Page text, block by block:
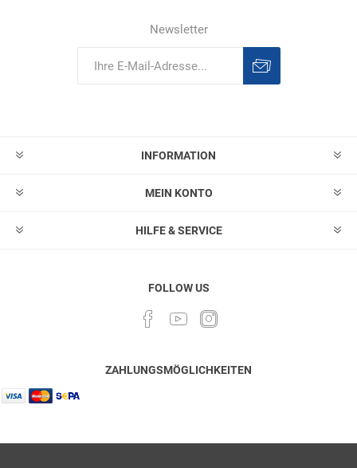
Newsletter
INFORMATION
MEIN KONTO
HILFE & SERVICE
FOLLOW US
ZAHLUNGSMÖGLICHKEITEN